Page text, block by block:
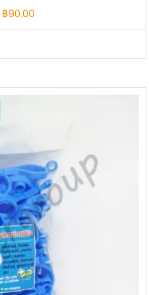
Original
price
฿90.00Current
price